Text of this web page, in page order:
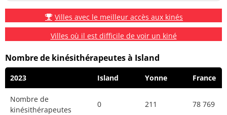
Villes avec le meilleur accès aux kinés
Villes où il est difficile de voir un kiné
Nombre de kinésithérapeutes à Island
2023 Island Yonne France
Nombre de
kinésithérapeutes
0 211 78 769